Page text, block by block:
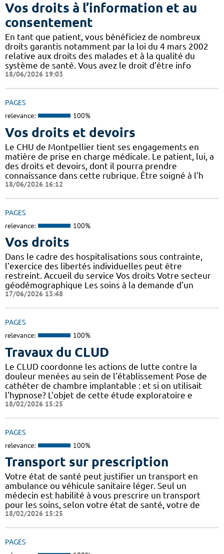
Vos droits à l’information et au
consentement
En tant que patient, vous bénéficiez de nombreux
droits garantis notamment par la loi du 4 mars 2002
relative aux droits des malades et à la qualité du
système de santé. Vous avez le droit d’être info
18/06/2026 19:03
PAGES
relevance: 100%
Vos droits et devoirs
Le CHU de Montpellier tient ses engagements en
matière de prise en charge médicale. Le patient, lui, a
des droits et devoirs, dont il pourra prendre
connaissance dans cette rubrique. Être soigné à l’h
18/06/2026 16:12
PAGES
relevance: 100%
Vos droits
Dans le cadre des hospitalisations sous contrainte,
l'exercice des libertés individuelles peut être
restreint. Accueil du service Vos droits Votre secteur
géodémographique Les soins à la demande d'un
17/06/2026 13:48
PAGES
relevance: 100%
Travaux du CLUD
Le CLUD coordonne les actions de lutte contre la
douleur menées au sein de l'établissement Pose de
cathéter de chambre implantable : et si on utilisait
l'hypnose? L'objet de cette étude exploratoire e
18/02/2026 15:25
PAGES
relevance: 100%
Transport sur prescription
Votre état de santé peut justifier un transport en
ambulance ou véhicule sanitaire léger. Seul un
médecin est habilité à vous prescrire un transport
pour les soins, selon votre état de santé, votre de
18/02/2026 15:25
PAGES